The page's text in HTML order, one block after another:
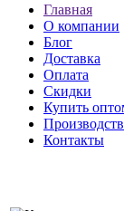
Главная
О компании
Блог
Доставка
Оплата
Скидки
Купить
Контакты